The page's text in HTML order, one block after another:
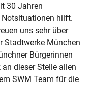
30 Jahren
Notsituationen hilft.
uns sehr über
Stadtwerke München
Bürgerinnen
dieser Stelle allen
SWM Team für die